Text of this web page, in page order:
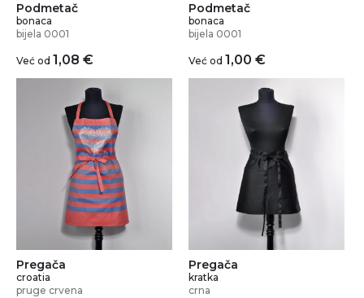
Podmetač
bonaca
bijela 0001
Već od 1,08 €
Podmetač
bonaca
bijela 0001
Već od 1,00 €
Pregača
croatia
pruge crvena
Pregača
kratka
crna